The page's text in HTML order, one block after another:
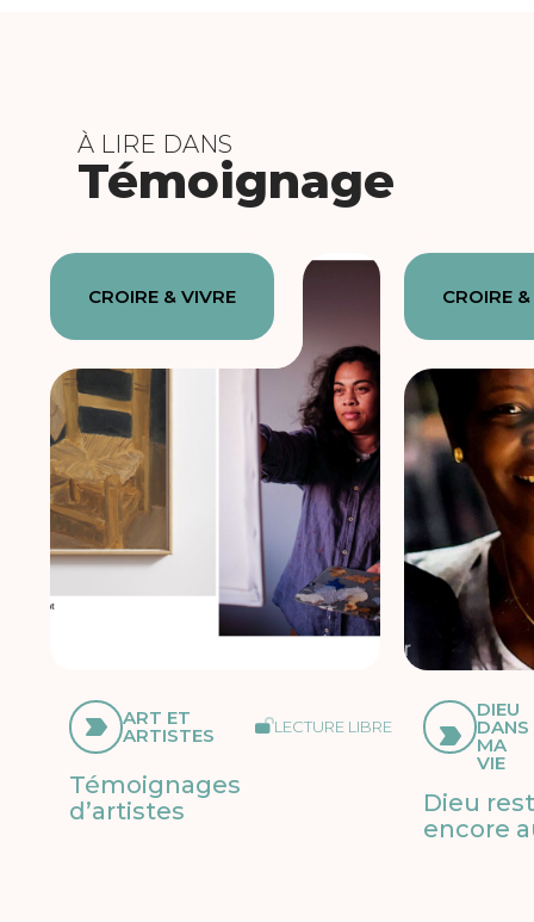
À LIRE DANS
Témoignage
CROIRE & VIVRE
ART ET
ARTISTES LECTURE LIBRE
Témoignages
d’artistes
CROIRE
DIEU
DANS
MA
VIE
Dieu
encore